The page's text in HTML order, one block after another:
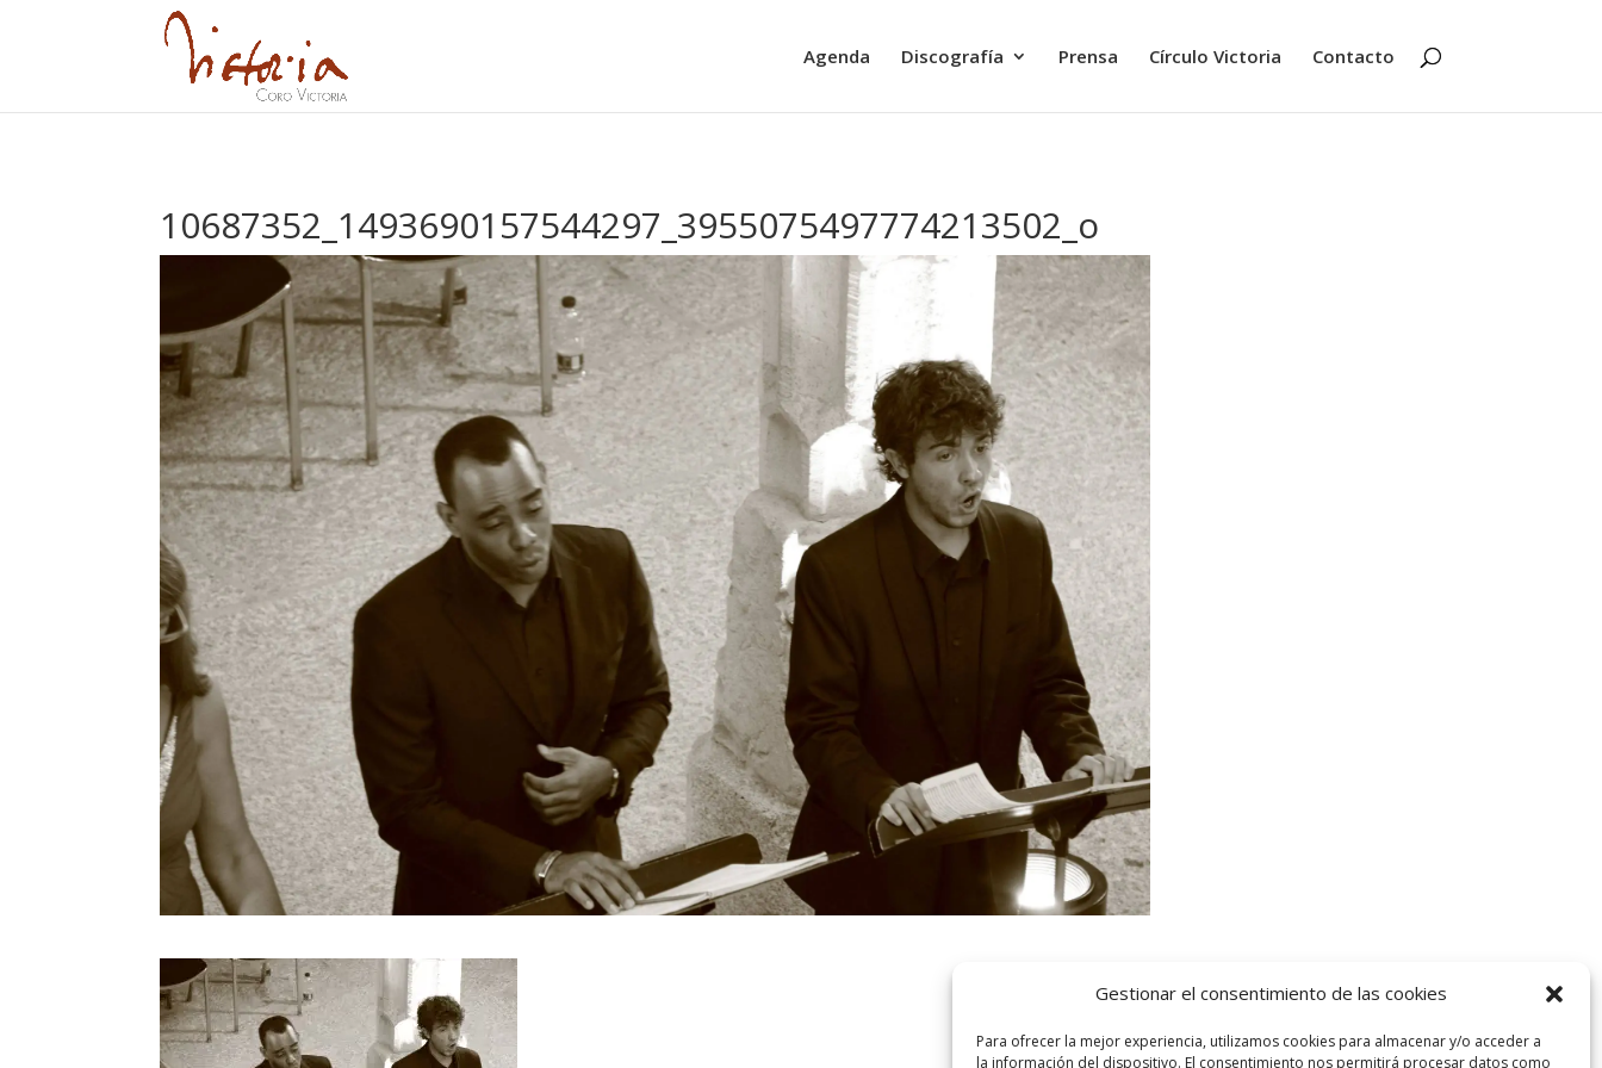
Gestionar el consentimiento de las cookies
Para ofrecer la mejor experiencia, utilizamos cookies para almacenar y/o acceder a
la información del dispositivo. El consentimiento nos permitirá procesar datos como
Agenda Discografía Prensa Círculo Victoria Contacto
10687352_1493690157544297_3955075497774213502_o